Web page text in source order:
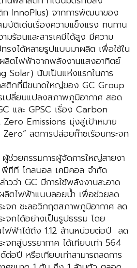
InnoPlus) จากการพัฒนาของ
ติเด่นเรื่องความแข็งแรง ทนทาน
มร้อนและสารเคมีได้สูง มีความ
รงได้หลายรูปแบบมาผลิต เพื่อใช้ใน
ลิตไฟฟ้าจากพลังงานแสงอาทิตย์
Solar) นับเป็นแห่งแรกในการ
ติกที่มีขนาดใหญ่ของ GC Group
เปลี่ยนแปลงสภาพภูมิอากาศ สอด
และ GPSC เรื่อง Carbon
Emissions มุ่งสู่เป้าหมาย
ลดการปล่อยก๊าซเรือนกระจก
ร่วมกัน
วยกรรมการผู้จัดการใหญ่สายงา
ทีที โกลบอล เคมิคอล จำกัด
วว่า GC มีการใช้พลังงานสะอาด
ลิตไฟฟ้าแบบลอยน้ำ เพื่อช่วยลด
ะจก ชะลอวิกฤตสภาพภูมิอากาศ ลด
จกได้อย่างเป็นรูปธรรม โดย
ฟฟ้าได้ถึง 1.12 ล้านหน่วยต่อปี ลด
จกสู่บรรยากาศ ได้เทียบเท่า 564
อปี หรือเทียบเท่าสามารถลดการ